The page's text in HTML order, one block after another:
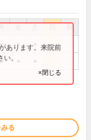
祝
● ●
あります。来院前
。
×閉じる
る